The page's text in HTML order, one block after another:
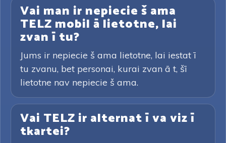
Vai man ir nepiecie š ama
TELZ mobil ā lietotne, lai
zvan ī tu?
Jums ir nepiecie š ama lietotne, lai iestat ī
tu zvanu, bet personai, kurai zvan ā t, šī
lietotne nav nepiecie š ama.
Vai TELZ ir alternat ī va viz ī
tkartei?